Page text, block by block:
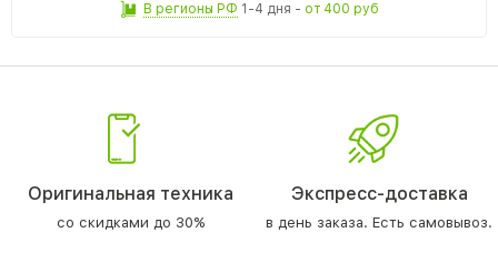
В регионы РФ 1-4 дня - от 400 руб
Оригинальная техника
со скидками до 30%
Экспресс-доставка
в день заказа. Есть самовывоз.